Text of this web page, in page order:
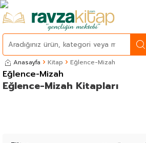
Anasayfa Kitap Eğlence-Mizah
Eğlence-Mizah
Eğlence-Mizah Kitapları